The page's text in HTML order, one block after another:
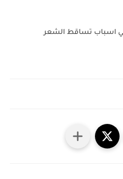
اسباب تساقط الشعر